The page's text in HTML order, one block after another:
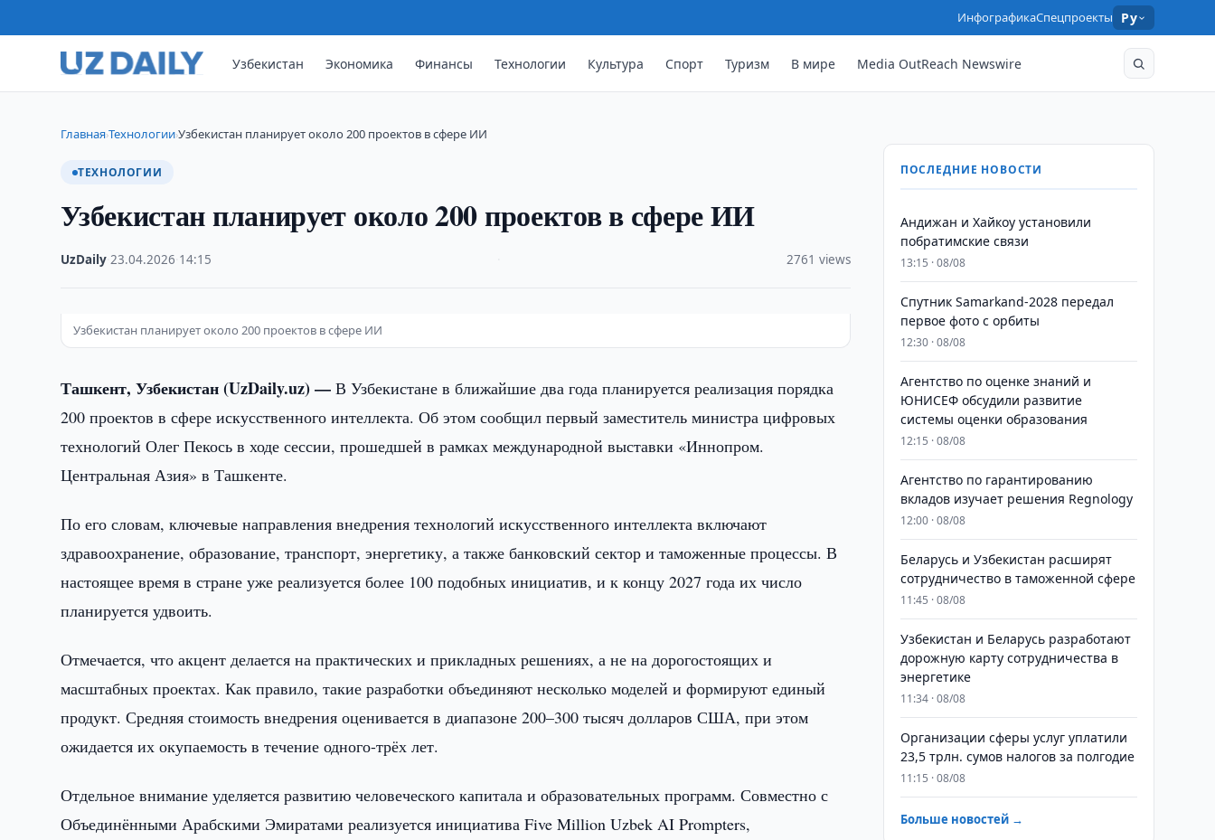
ИнфографикаСпецпроекты Ру
Узбекистан Экономика Финансы Технологии Культура Спорт Туризм В мире Media OutReach Newswire
Главная›Технологии›Узбекистан планирует около 200 проектов в сфере ИИ
ТЕХНОЛОГИИ
Узбекистан планирует около 200 проектов в сфере ИИ
UzDaily ·23.04.2026 14:15 2761 views
Узбекистан планирует около 200 проектов в сфере ИИ
Ташкент, Узбекистан (UzDaily.uz) —В Узбекистане в ближайшие два года планируется реализация порядка
200 проектов в сфере искусственного интеллекта. Об этом сообщил первый заместитель министра цифровых
технологий Олег Пекось в ходе сессии, прошедшей в рамках международной выставки «Иннопром.
Центральная Азия» в Ташкенте.
По его словам, ключевые направления внедрения технологий искусственного интеллекта включают
здравоохранение, образование, транспорт, энергетику, а также банковский сектор и таможенные процессы. В
настоящее время в стране уже реализуется более 100 подобных инициатив, и к концу 2027 года их число
планируется удвоить.
Отмечается, что акцент делается на практических и прикладных решениях, а не на дорогостоящих и
масштабных проектах. Как правило, такие разработки объединяют несколько моделей и формируют единый
продукт. Средняя стоимость внедрения оценивается в диапазоне 200–300 тысяч долларов США, при этом
ожидается их окупаемость в течение одного-трёх лет.
Отдельное внимание уделяется развитию человеческого капитала и образовательных программ. Совместно с
Объединёнными Арабскими Эмиратами реализуется инициатива Five Million Uzbek AI Prompters,
ПОСЛЕДНИЕ НОВОСТИ
Андижан и Хайкоу установили
побратимские связи
13:15 · 08/08
Спутник Samarkand-2028 передал
первое фото с орбиты
12:30 · 08/08
Агентство по оценке знаний и
ЮНИСЕФ обсудили развитие
системы оценки образования
12:15 · 08/08
Агентство по гарантированию
вкладов изучает решения Regnology
12:00 · 08/08
Беларусь и Узбекистан расширят
сотрудничество в таможенной сфере
11:45 · 08/08
Узбекистан и Беларусь разработают
дорожную карту сотрудничества в
энергетике
11:34 · 08/08
Организации сферы услуг уплатили
23,5 трлн. сумов налогов за полгодие
11:15 · 08/08
Больше новостей →